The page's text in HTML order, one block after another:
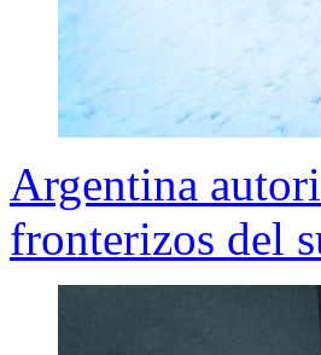
Argentina
fronterizos del